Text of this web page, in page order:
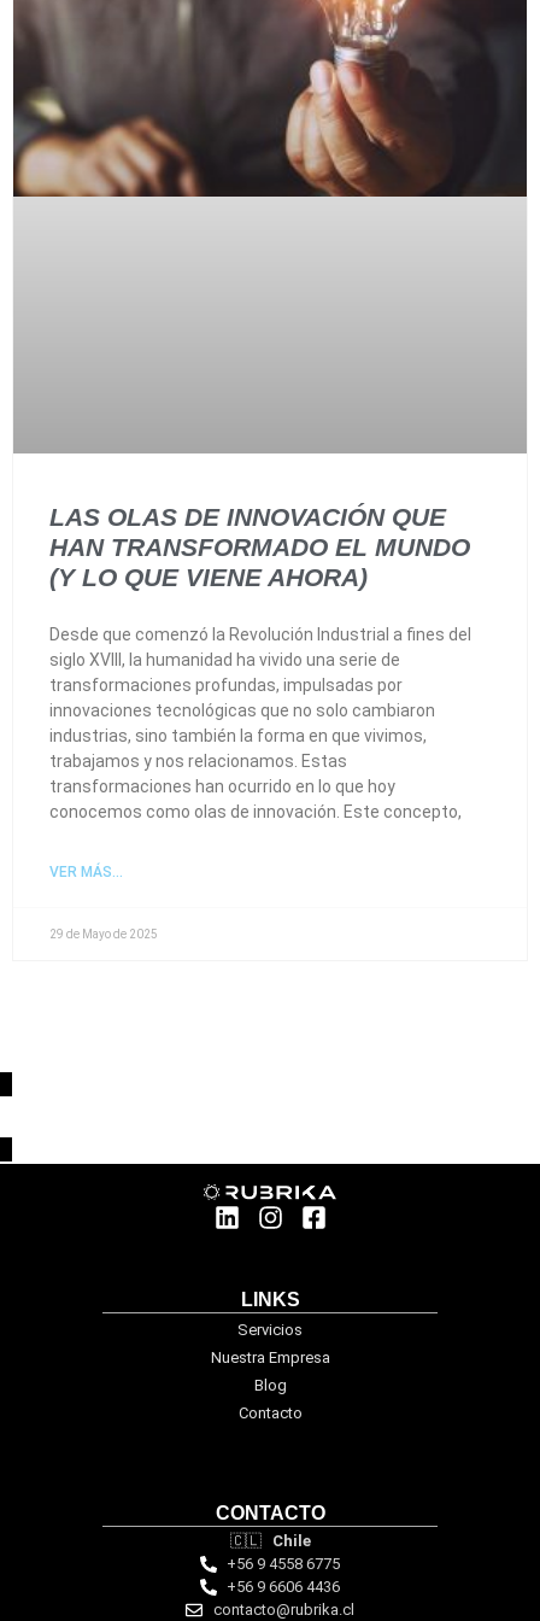
LAS OLAS DE INNOVACIÓN QUE
HAN TRANSFORMADO EL MUNDO
(Y LO QUE VIENE AHORA)
Desde que comenzó la Revolución Industrial a fines del
siglo XVIII, la humanidad ha vivido una serie de
transformaciones profundas, impulsadas por
innovaciones tecnológicas que no solo cambiaron
industrias, sino también la forma en que vivimos,
trabajamos y nos relacionamos. Estas
transformaciones han ocurrido en lo que hoy
conocemos como olas de innovación. Este concepto,
VER MÁS...
29 de Mayo de 2025
LINKS
Servicios
Nuestra Empresa
Blog
Contacto
CONTACTO
🇨🇱 Chile
+56 9 4558 6775
+56 9 6606 4436
contacto@rubrika.cl